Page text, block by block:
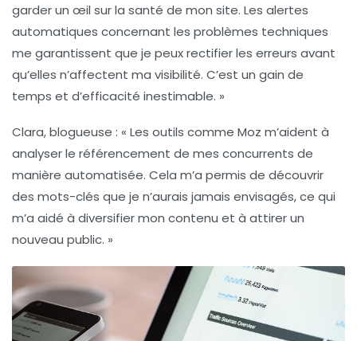
garder un œil sur la santé de mon site. Les alertes
automatiques concernant les problèmes techniques
me garantissent que je peux rectifier les erreurs avant
qu’elles n’affectent ma visibilité. C’est un gain de
temps et d’efficacité inestimable. »
Clara, blogueuse : « Les outils comme Moz m’aident à
analyser le référencement de mes concurrents de
manière automatisée. Cela m’a permis de découvrir
des mots-clés que je n’aurais jamais envisagés, ce qui
m’a aidé à diversifier mon contenu et à attirer un
nouveau public. »